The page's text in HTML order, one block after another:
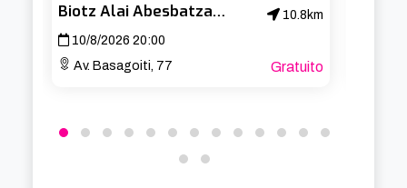
Biotz Alai Abesbatza – Concierto de San Lorenzo
10.8km
10/8/2026 20:00
Av. Basagoiti, 77
Gratuito